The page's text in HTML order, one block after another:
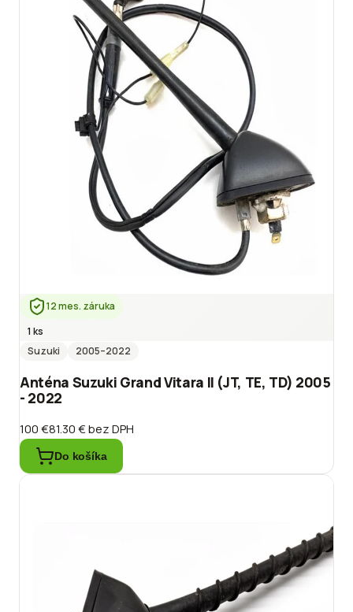
12 mes. záruka
1 ks
Suzuki
2005–2022
Anténa Suzuki Grand Vitara II (JT, TE, TD) 2005
- 2022
100 €81.30 €bez DPH
Do košíka